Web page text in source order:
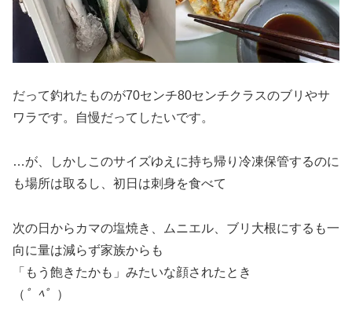
だって釣れたものが70センチ80センチクラスのブリやサ
ワラです。自慢だってしたいです。
…が、しかしこのサイズゆえに持ち帰り冷凍保管するのに
も場所は取るし、初日は刺身を食べて
次の日からカマの塩焼き、ムニエル、ブリ大根にするも一
向に量は減らず家族からも
「もう飽きたかも」みたいな顔されたとき
（ ゜ﾍ゜ ）